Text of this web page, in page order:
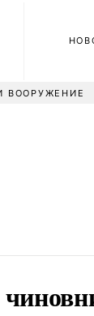
ВООРУЖЕНИЕ